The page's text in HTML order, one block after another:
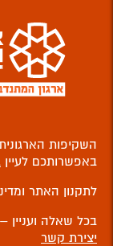
השקיפות
באפשרותכם לעיין
לתקנון האתר
בכל שאלה
יצירת קשר